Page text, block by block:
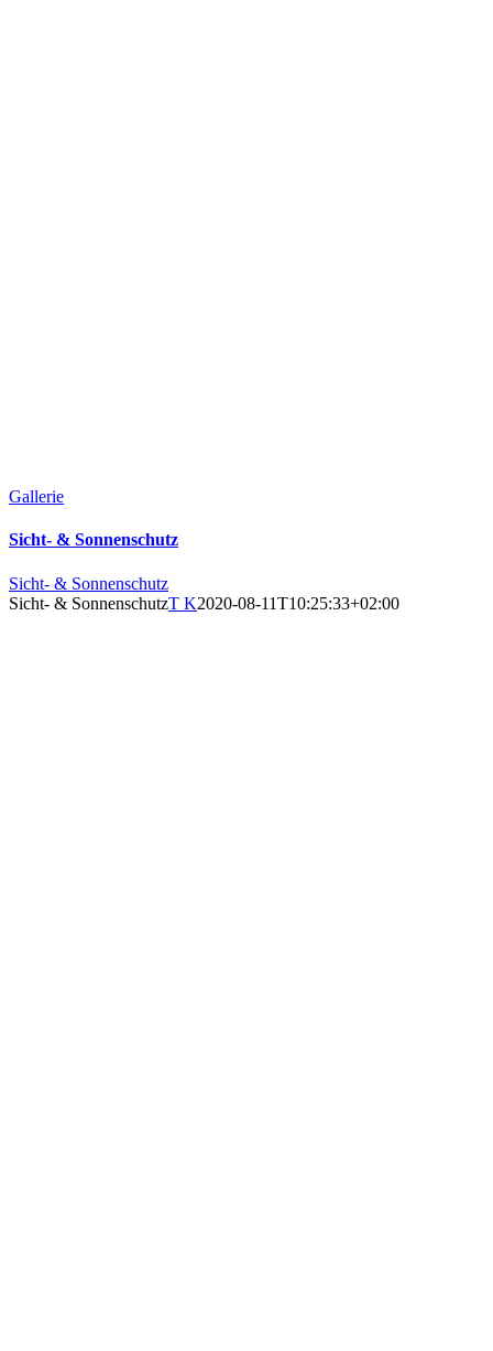
Gallerie
Sicht- & Sonnenschutz
Sicht- & Sonnenschutz
Sicht- & SonnenschutzT K2020-08-11T10:25:33+02:00